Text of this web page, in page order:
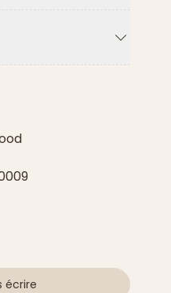
écrire